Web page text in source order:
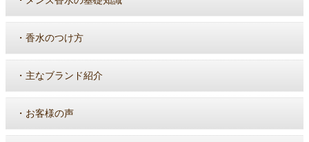
・ 香水のつけ方
・ 主なブランド紹介
・ お客様の声